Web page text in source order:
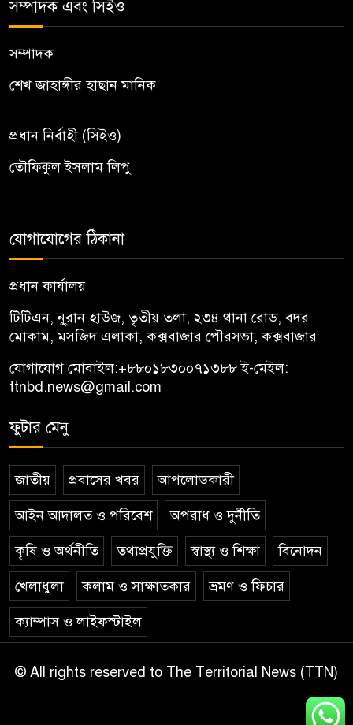
সম্পাদক এবং সিইও
সম্পাদক
শেখ জাহাঙ্গীর হাছান মানিক
প্রধান নির্বাহী (সিইও)
তৌফিকুল ইসলাম লিপু
যোগাযোগের ঠিকানা
প্রধান কার্যালয়
টিটিএন, নু্রান হাউজ, তৃতীয় তলা, ২৩৪ থানা রোড, বদর
মোকাম, মসজিদ এলাকা, কক্সবাজার পৌরসভা, কক্সবাজার
যোগাযোগ মোবাইল:+৮৮০১৮৩০০৭১৩৮৮ই-মেইল:
ttnbd.news@gmail.com
ফুটার মেনু
জাতীয় প্রবাসের খবর আপলোডকারী
আইন আদালত ও পরিবেশ অপরাধ ও দুর্নীতি
কৃষি ও অর্থনীতি তথ্যপ্রযুক্তি স্বাস্থ্য ও শিক্ষা বিনোদন
খেলাধুলা কলাম ও সাক্ষাতকার ভ্রমণ ও ফিচার
ক্যাম্পাস ও লাইফস্টাইল
© All rights reserved to The Territorial News (TTN)